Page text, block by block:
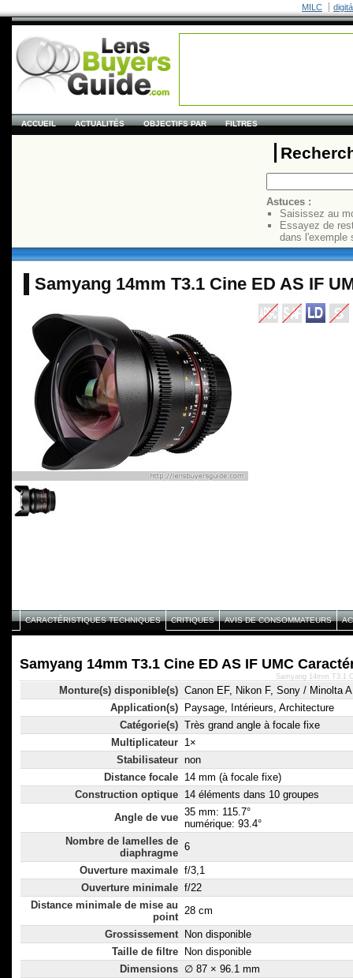
MILC
ACCUEIL ACTUALITÉS OBJECTIFS PAR FILTRES
Astuces :
Saisissez au
Essayez de
dans
Samyang 14mm T3.1 Cine ED AS IF
CARACTÉRISTIQUES TECHNIQUES CRITIQUES AVIS DE CONSOMMATEURS
Samyang 14mm T3.1 Cine ED AS IF UMC
Monture(s) disponible(s) Canon EF, Nikon F, Sony / Minolta
Application(s)
Paysage, Intérieurs, Architecture
Catégorie(s) Très grand angle à focale fixe
Multiplicateur 1×
Stabilisateur non
Distance focale 14 mm (à focale fixe)
Construction optique 14 éléments dans 10 groupes
Angle de vue 35 mm: 115.7°
numérique: 93.4°
Nombre de lamelles de
diaphragme
6
Ouverture maximale f/3,1
Ouverture minimale f/22
Distance minimale de mise au
point
28 cm
Grossissement
Non disponible
Taille de filtre
Non disponible
Dimensions ∅ 87 × 96.1 mm
Samyang 14mm T3.1